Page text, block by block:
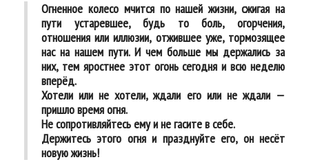
Огненное колесо мчится по нашей жизни, сжигая на
пути устаревшее, будь то боль, огорчения,
отношения или иллюзии, отжившее уже, тормозящее
нас на нашем пути. И чем больше мы держались за
них, тем яростнее этот огонь сегодня и всю неделю
вперёд.
Хотели или не хотели, ждали его или не ждали —
пришло время огня.
Не сопротивляйтесь ему и не гасите в себе.
Держитесь этого огня и празднуйте его, он несёт
новую жизнь!